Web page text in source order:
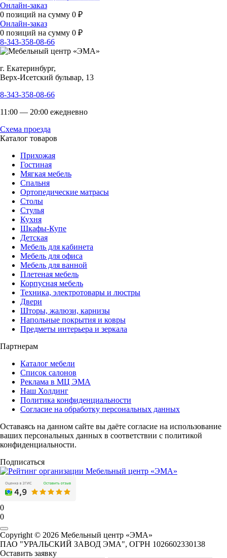
Онлайн-заказ
0 позиций на сумму 0 ₽
Онлайн-заказ
0 позиций на сумму 0 ₽
8-343-358-08-66
г. Екатеринбург,
Верх-Исетский бульвар, 13
8-343-358-08-66
11:00 — 20:00 ежедневно
Схема проезда
Каталог товаров
Прихожая
Гостиная
Мягкая мебель
Спальня
Ортопедические матрасы
Столы
Стулья
Кухня
Шкафы-Купе
Детская
Мебель для кабинета
Мебель для офиса
Мебель для ванной
Плетеная мебель
Корпусная мебель
Техника, электротовары и люстры
Двери
Шторы, жалюзи, карнизы
Напольные покрытия и ковры
Предметы интерьера и зеркала
Партнерам
Каталог мебели
Список салонов
Реклама в МЦ ЭМА
Наш Холдинг
Политика конфиденциальности
Согласие на обработку персональных данных
Оставаясь на данном сайте вы даёте согласие на использование
ваших персональных данных в соответствии с политикой
конфиденциальности.
Подписаться
0
0
Copyright © 2026 Мебельный центр «ЭМА»
ПАО "УРАЛЬСКИЙ ЗАВОД ЭМА", ОГРН 1026602330138
Оставить заявку